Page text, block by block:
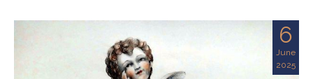
6
June
2025